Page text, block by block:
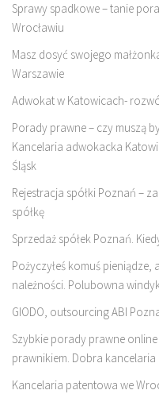
Sprawy spadkowe – tanie
Wrocławiu
Masz dosyć swojego
Warszawie
Adwokat w Katowicach-
Porady prawne – czy muszą
Kancelaria adwokacka
Śląsk
Rejestracja spółki Poznań –
spółkę
Sprzedaż spółek Poznań.
Pożyczyłeś komuś
należności. Polubowna
GIODO, outsourcing ABI
Szybkie porady prawne
prawnikiem. Dobra
Kancelaria patentowa we